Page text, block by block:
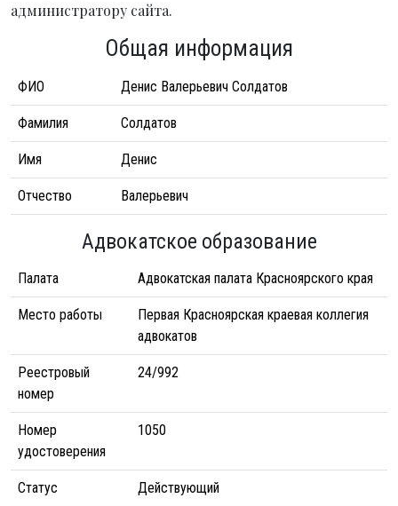
администратору сайта.
Общая информация
ФИО Денис Валерьевич Солдатов
Фамилия Солдатов
Имя Денис
Отчество Валерьевич
Адвокатское образование
Палата Адвокатская палата Красноярского края
Место работы
Первая Красноярская краевая коллегия
адвокатов
Реестровый
номер
24/992
Номер
удостоверения
1050
Статус Действующий